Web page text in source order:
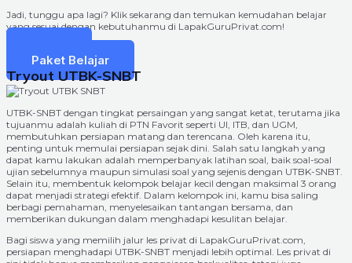
Jadi, tunggu apa lagi? Klik sekarang dan temukan kemudahan belajar
yang sesuai dengan kebutuhanmu di LapakGuruPrivat.com!
Paket Belajar
Tryout UTBK-SNBT
UTBK-SNBT dengan tingkat persaingan yang sangat ketat, terutama jika
tujuanmu adalah kuliah di PTN Favorit seperti UI, ITB, dan UGM,
membutuhkan persiapan matang dan terencana. Oleh karena itu,
penting untuk memulai persiapan sejak dini. Salah satu langkah yang
dapat kamu lakukan adalah memperbanyak latihan soal, baik soal-soal
ujian sebelumnya maupun simulasi soal yang sejenis dengan UTBK-SNBT.
Selain itu, membentuk kelompok belajar kecil dengan maksimal 3 orang
dapat menjadi strategi efektif. Dalam kelompok ini, kamu bisa saling
berbagi pemahaman, menyelesaikan tantangan bersama, dan
memberikan dukungan dalam menghadapi kesulitan belajar.
Bagi siswa yang memilih jalur les privat di LapakGuruPrivat.com,
persiapan menghadapi UTBK-SNBT menjadi lebih optimal. Les privat di